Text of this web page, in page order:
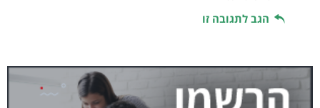
הגב לתגובה זו